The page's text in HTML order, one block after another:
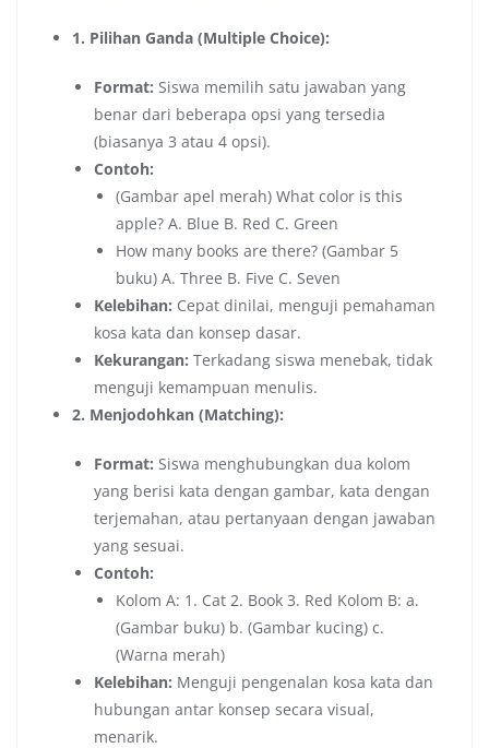
1. Pilihan Ganda (Multiple Choice):
Format: Siswa memilih satu jawaban yang
benar dari beberapa opsi yang tersedia
(biasanya 3 atau 4 opsi).
Contoh:
(Gambar apel merah) What color is this
apple? A. Blue B. Red C. Green
How many books are there? (Gambar 5
buku) A. Three B. Five C. Seven
Kelebihan: Cepat dinilai, menguji pemahaman
kosa kata dan konsep dasar.
Kekurangan: Terkadang siswa menebak, tidak
menguji kemampuan menulis.
2. Menjodohkan (Matching):
Format: Siswa menghubungkan dua kolom
yang berisi kata dengan gambar, kata dengan
terjemahan, atau pertanyaan dengan jawaban
yang sesuai.
Contoh:
Kolom A: 1. Cat 2. Book 3. Red Kolom B: a.
(Gambar buku) b. (Gambar kucing) c.
(Warna merah)
Kelebihan: Menguji pengenalan kosa kata dan
hubungan antar konsep secara visual,
menarik.